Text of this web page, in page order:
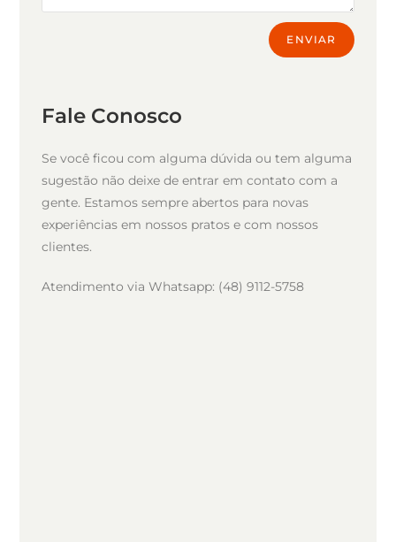
ENVIAR
Fale Conosco
Se você ficou com alguma dúvida ou tem alguma
sugestão não deixe de entrar em contato com a
gente. Estamos sempre abertos para novas
experiências em nossos pratos e com nossos
clientes.
Atendimento via Whatsapp: (48) 9112-5758